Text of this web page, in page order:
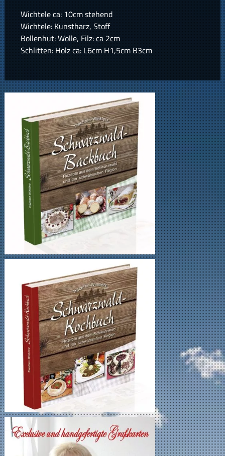
Wichtele ca: 10cm stehend
Wichtele: Kunstharz, Stoff
Bollenhut: Wolle, Filz: ca 2cm
Schlitten: Holz ca: L6cm H1,5cm B3cm